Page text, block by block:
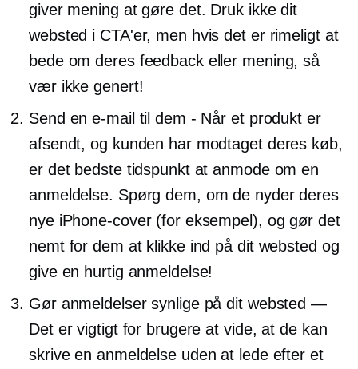
giver mening at gøre det. Druk ikke dit
websted i CTA'er, men hvis det er rimeligt at
bede om deres feedback eller mening, så
vær ikke genert!
Send en e-mail til dem - Når et produkt er
afsendt, og kunden har modtaget deres køb,
er det bedste tidspunkt at anmode om en
anmeldelse. Spørg dem, om de nyder deres
nye iPhone-cover (for eksempel), og gør det
nemt for dem at klikke ind på dit websted og
give en hurtig anmeldelse!
Gør anmeldelser synlige på dit websted —
Det er vigtigt for brugere at vide, at de kan
skrive en anmeldelse uden at lede efter et